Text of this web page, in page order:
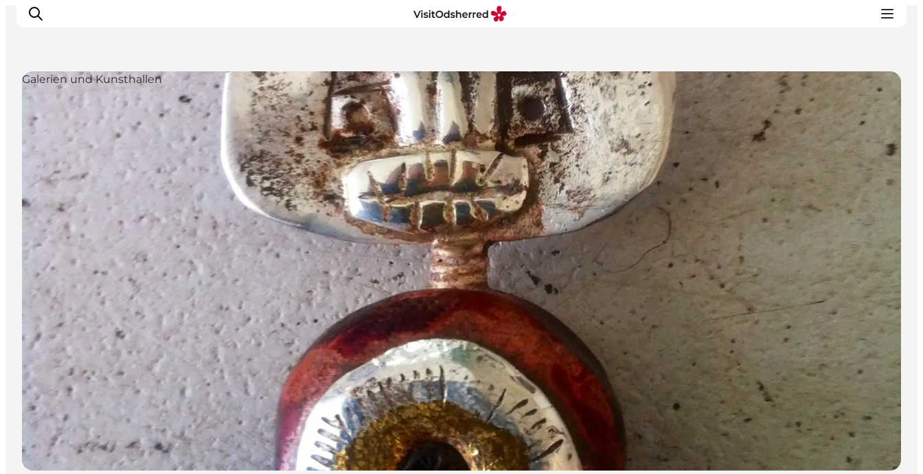
Events
Erlebnisse
Essen
Unterkünfte
Nützliches
Galerien und Kunsthallen